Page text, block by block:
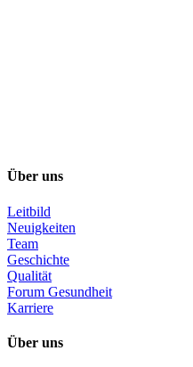
Über uns
Leitbild
Neuigkeiten
Team
Geschichte
Qualität
Forum Gesundheit
Karriere
Über uns